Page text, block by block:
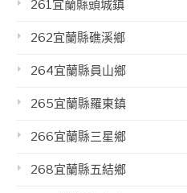
261宜蘭縣頭城鎮
262宜蘭縣礁溪鄉
264宜蘭縣員山鄉
265宜蘭縣羅東鎮
266宜蘭縣三星鄉
268宜蘭縣五結鄉